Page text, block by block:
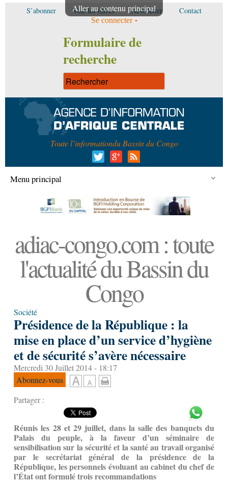
Aller au contenu principal
S’abonner Voir les offres Newsletter Contact
Se connecter
Formulaire de
recherche
Toute l’informationdu Bassin du Congo
Menu principal
adiac-congo.com : toute
l'actualité du Bassin du
Congo
Société
Présidence de la République : la
mise en place d’un service d’hygiène
et de sécurité s’avère nécessaire
Mercredi 30 Juillet 2014 - 18:17
Abonnez-vous
Partager :
Réunis les 28 et 29 juillet, dans la salle des banquets du
Palais du peuple, à la faveur d’un séminaire de
sensibilisation sur la sécurité et la santé au travail organisé
par le secrétariat général de la présidence de la
République, les personnels évoluant au cabinet du chef de
l’État ont formulé trois recommandations